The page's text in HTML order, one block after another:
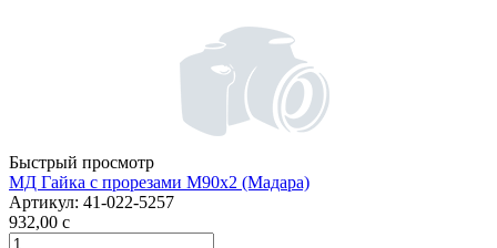
Быстрый просмотр
МД Гайка с прорезами М90х2 (Мадара)
Артикул: 41-022-5257
932,00 c